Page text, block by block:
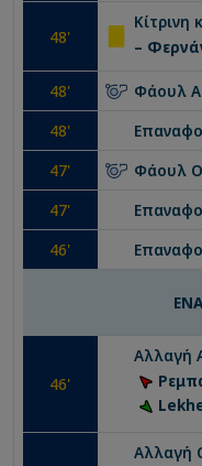
48'
Κίτρινη
–
48' Φάουλ
48'
47' Φάουλ
47'
46'
46'
Αλλαγή
Αλλαγή